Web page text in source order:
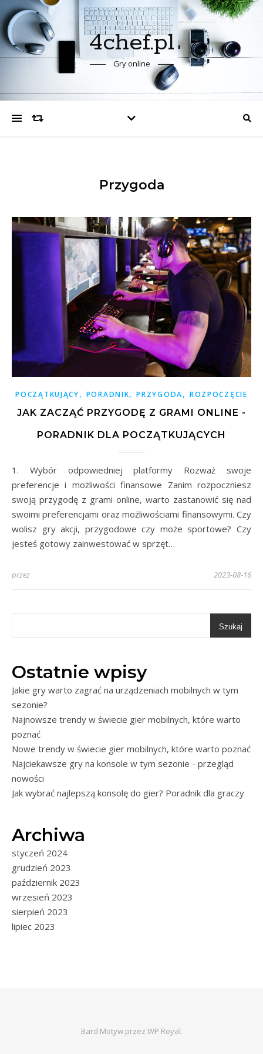
4chef.pl
Gry online
Przygoda
POCZĄTKUJĄCY, PORADNIK,PRZYGODA, ROZPOCZĘCIE
JAK ZACZĄĆ PRZYGODĘ Z GRAMI ONLINE -
PORADNIK DLA POCZĄTKUJĄCYCH
1. Wybór odpowiedniej platformy Rozważ swoje
preferencje i możliwości finansowe Zanim rozpoczniesz
swoją przygodę z grami online, warto zastanowić się nad
swoimi preferencjami oraz możliwościami finansowymi. Czy
wolisz gry akcji, przygodowe czy może sportowe? Czy
jesteś gotowy zainwestować w sprzęt…
przez 2023-08-16
Szukaj
Ostatnie wpisy
Jakie gry warto zagrać na urządzeniach mobilnych w tym
sezonie?
Najnowsze trendy w świecie gier mobilnych, które warto
poznać
Nowe trendy w świecie gier mobilnych, które warto poznać
Najciekawsze gry na konsole w tym sezonie - przegląd
nowości
Jak wybrać najlepszą konsolę do gier? Poradnik dla graczy
Archiwa
styczeń 2024
grudzień 2023
październik 2023
wrzesień 2023
sierpień 2023
lipiec 2023
Bard Motyw przez WP Royal.